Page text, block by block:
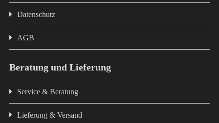
Datenschutz
AGB
Beratung und Lieferung
Service & Beratung
Lieferung & Versand